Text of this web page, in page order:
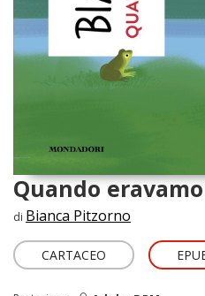
Quando
di Bianca Pitzorno
CARTACEO